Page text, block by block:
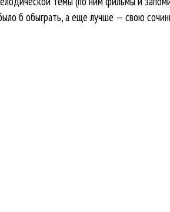
б обыграть, а еще лучше — свою